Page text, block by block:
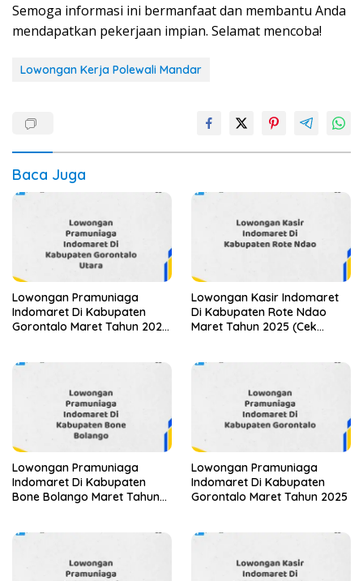
Semoga informasi ini bermanfaat dan membantu Anda
mendapatkan pekerjaan impian. Selamat mencoba!
Lowongan Kerja Polewali Mandar
Baca Juga
Lowongan Pramuniaga
Indomaret Di Kabupaten
Gorontalo Maret Tahun 2025
Lowongan Kasir Indomaret
Di Kabupaten Rote Ndao
Maret Tahun 2025 (Cek
Lowongan Pramuniaga
Indomaret Di Kabupaten
Bone Bolango Maret Tahun
Lowongan Pramuniaga
Indomaret Di Kabupaten
Gorontalo Maret Tahun 2025